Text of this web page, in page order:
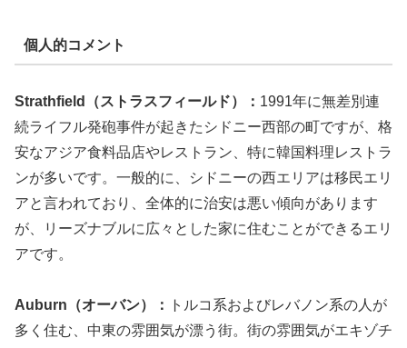
個人的コメント
Strathfield（ストラスフィールド）： 1991年に無差別連
続ライフル発砲事件が起きたシドニー西部の町ですが、格
安なアジア食料品店やレストラン、特に韓国料理レストラ
ンが多いです。一般的に、シドニーの西エリアは移民エリ
アと言われており、全体的に治安は悪い傾向があります
が、リーズナブルに広々とした家に住むことができるエリ
アです。
Auburn（オーバン）：
トルコ系およびレバノン系の人が
多く住む、中東の雰囲気が漂う街。街の雰囲気がエキゾチ